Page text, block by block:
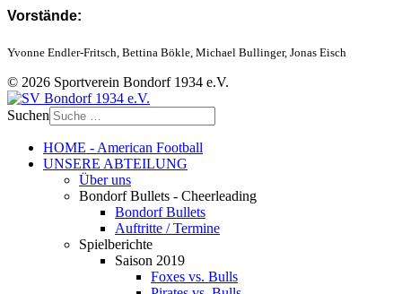
Vorstände:
Yvonne Endler-Fritsch, Bettina Bökle, Michael Bullinger, Jonas Eisch
© 2026 Sportverein Bondorf 1934 e.V.
Suchen
HOME - American Football
UNSERE ABTEILUNG
Über uns
Bondorf Bullets - Cheerleading
Bondorf Bullets
Auftritte / Termine
Spielberichte
Saison 2019
Foxes vs. Bulls